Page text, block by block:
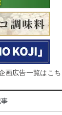
画広告一覧はこ